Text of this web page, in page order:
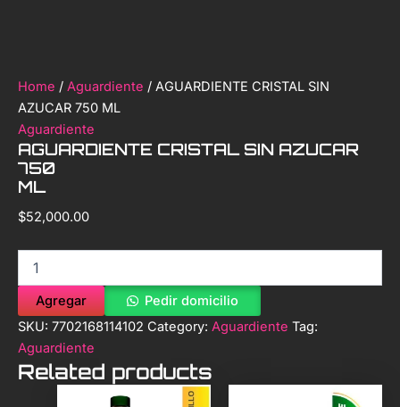
Home / Aguardiente / AGUARDIENTE CRISTAL SIN
AZUCAR 750 ML
Aguardiente
AGUARDIENTE CRISTAL SIN AZUCAR
750
ML
$52,000.00
Agregar
Pedir domicilio
SKU: 7702168114102 Category: Aguardiente Tag:
Aguardiente
Related products